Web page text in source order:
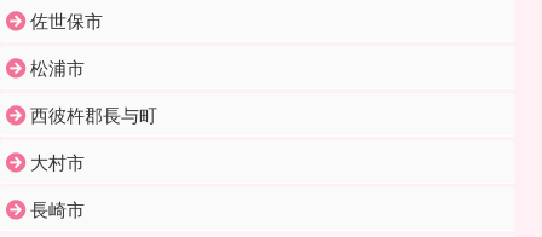
佐世保市
松浦市
西彼杵郡長与町
大村市
長崎市